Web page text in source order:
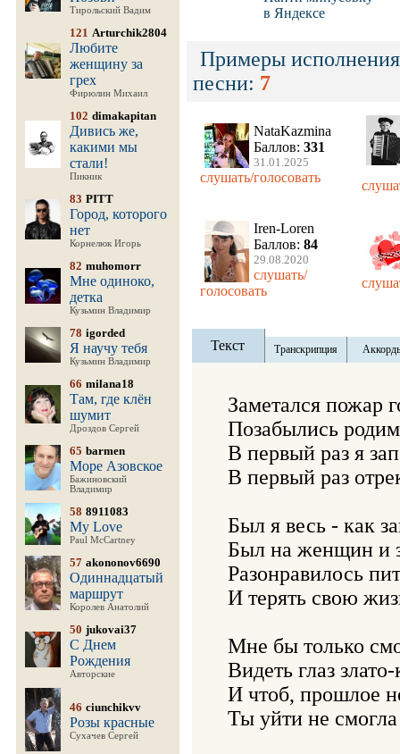
Тирольский Вадим
121 Arturchik2804
Любите
женщину за
грех
Фирюлин Михаил
102 dimakapitan
Дивись же,
какими мы
стали!
Пикник
83 PITT
Город, которого
нет
Корнелюк Игорь
82 muhomorr
Мне одиноко,
детка
Кузьмин Владимир
78 igorded
Я научу тебя
Кузьмин Владимир
66 milana18
Там, где клён
шумит
Дроздов Сергей
65 barmen
Море Азовское
Бажиновский
Владимир
58 8911083
My Love
Paul McCartney
57 akononov6690
Одиннадцатый
маршрут
Королев Анатолий
50 jukovai37
С Днем
Рождения
Авторские
46 ciunchikvv
Розы красные
Сухачев Сергей
в Яндексе
Примеры исполнения
песни: 7
NataKazmina
Баллов: 331
31.01.2025
слушать/голосовать
Iren-Loren
Баллов: 84
29.08.2020
слушать/
голосовать
Текст Транскрипция
Заметался пожар
Позабылись
В первый раз я
В первый раз
Был я весь - как
Был на женщин и
Разонравилось
И терять свою
Мне бы только
Видеть глаз
И чтоб, прошлое
Ты уйти не